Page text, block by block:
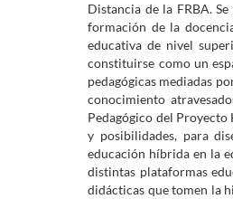
Distancia de la FRBA.
formación de la
educativa de nivel
constituirse como un
pedagógicas mediadas
conocimiento
Pedagógico del
y posibilidades, para
educación híbrida en la
distintas plataformas
didácticas que tomen la